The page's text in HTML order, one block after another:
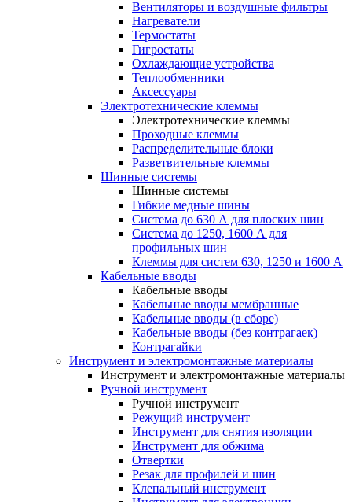
Вентиляторы и воздушные фильтры
Нагреватели
Термостаты
Гигростаты
Охлаждающие устройства
Теплообменники
Аксессуары
Электротехнические клеммы
Электротехнические клеммы
Проходные клеммы
Распределительные блоки
Разветвительные клеммы
Шинные системы
Шинные системы
Гибкие медные шины
Система до 630 А для плоских шин
Система до 1250, 1600 А для
профильных шин
Клеммы для систем 630, 1250 и 1600 А
Кабельные вводы
Кабельные вводы
Кабельные вводы мембранные
Кабельные вводы (в сборе)
Кабельные вводы (без контрагаек)
Контрагайки
Инструмент и электромонтажные материалы
Инструмент и электромонтажные материалы
Ручной инструмент
Ручной инструмент
Режущий инструмент
Инструмент для снятия изоляции
Инструмент для обжима
Отвертки
Резак для профилей и шин
Клепальный инструмент